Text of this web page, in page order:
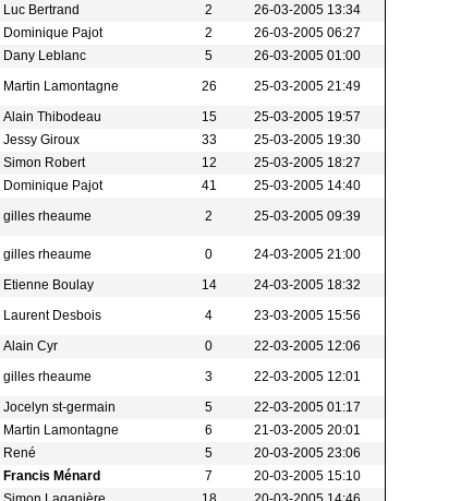
Luc Bertrand 2
26-03-2005 13:34
Dominique Pajot 2
26-03-2005 06:27
Dany Leblanc 5
26-03-2005 01:00
Martin Lamontagne 26
25-03-2005 21:49
Alain Thibodeau 15
25-03-2005 19:57
Jessy Giroux 33
25-03-2005 19:30
Simon Robert 12
25-03-2005 18:27
Dominique Pajot 41
25-03-2005 14:40
gilles rheaume 2
25-03-2005 09:39
gilles rheaume 0
24-03-2005 21:00
Etienne Boulay 14
24-03-2005 18:32
Laurent Desbois 4
23-03-2005 15:56
Alain Cyr 0
22-03-2005 12:06
gilles rheaume 3
22-03-2005 12:01
Jocelyn st-germain 5
22-03-2005 01:17
Martin Lamontagne 6
21-03-2005 20:01
René 5
20-03-2005 23:06
Francis Ménard 7
20-03-2005 15:10